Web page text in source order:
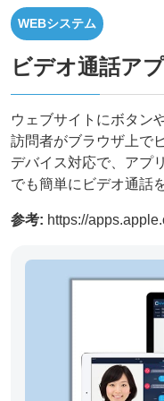
WEBシステム
ビデオ通話ア
ウェブサイトにボタン
訪問者がブラウザ上で
デバイス対応で、アプ
でも簡単にビデオ通話
参考: https://